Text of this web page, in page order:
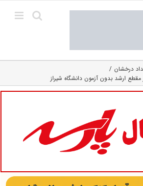
درخشان
ارشد بدون آزمون دانشگاه شیراز